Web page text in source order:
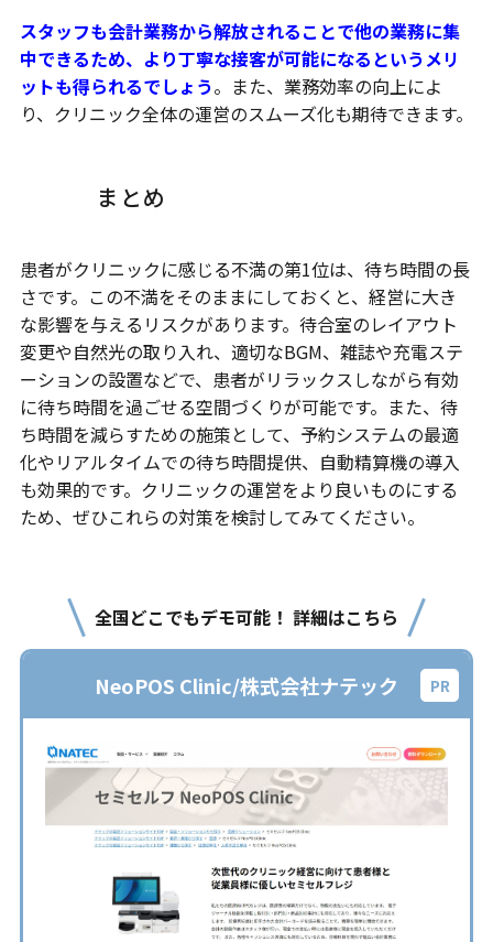
スタッフも会計業務から解放されることで他の業務に集
中できるため、より丁寧な接客が可能になるというメリ
ットも得られるでしょう。また、業務効率の向上によ
り、クリニック全体の運営のスムーズ化も期待できます。
まとめ
患者がクリニックに感じる不満の第1位は、待ち時間の長
さです。この不満をそのままにしておくと、経営に大き
な影響を与えるリスクがあります。待合室のレイアウト
変更や自然光の取り入れ、適切なBGM、雑誌や充電ステ
ーションの設置などで、患者がリラックスしながら有効
に待ち時間を過ごせる空間づくりが可能です。また、待
ち時間を減らすための施策として、予約システムの最適
化やリアルタイムでの待ち時間提供、自動精算機の導入
も効果的です。クリニックの運営をより良いものにする
ため、ぜひこれらの対策を検討してみてください。
全国どこでもデモ可能！ 詳細はこちら
NeoPOS Clinic/株式会社ナテック